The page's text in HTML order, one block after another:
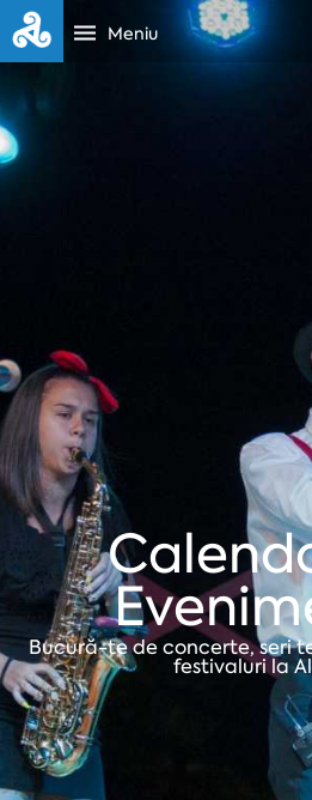
Meniu
Bucură-te de concerte, seri
festivaluri la